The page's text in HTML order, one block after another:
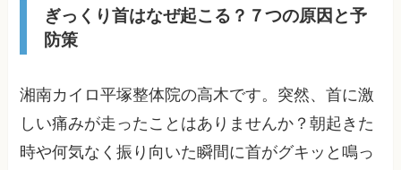
ぎっくり首はなぜ起こる？７つの原因と予
防策
湘南カイロ平塚整体院の高木です。突然、首に激
しい痛みが走ったことはありませんか？朝起きた
時や何気なく振り向いた瞬間に首がグキッと鳴っ